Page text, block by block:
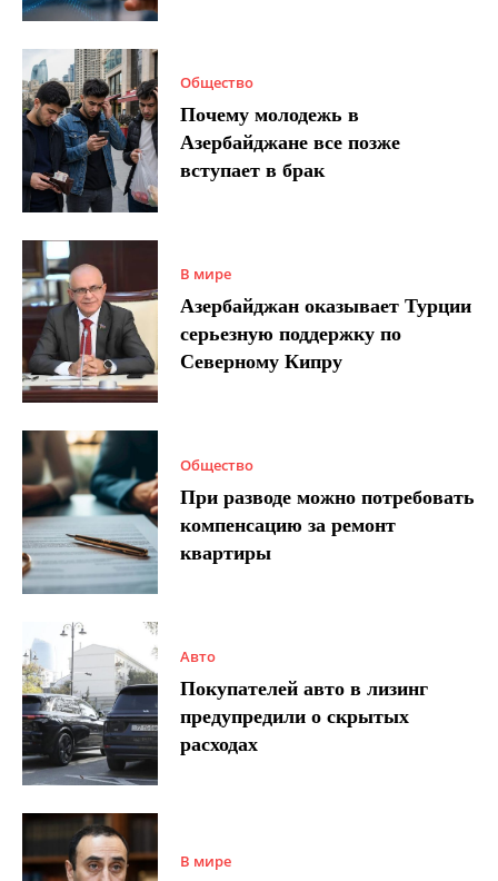
Общество
Почему молодежь в
Азербайджане все позже
вступает в брак
В мире
Азербайджан оказывает Турции
серьезную поддержку по
Северному Кипру
Общество
При разводе можно потребовать
компенсацию за ремонт
квартиры
Авто
Покупателей авто в лизинг
предупредили о скрытых
расходах
В мире